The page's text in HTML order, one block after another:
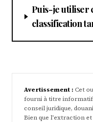
Puis-je utiliser
classification
Avertissement : Cet
fourni à titre informatif
conseil juridique,
Bien que l'extraction et